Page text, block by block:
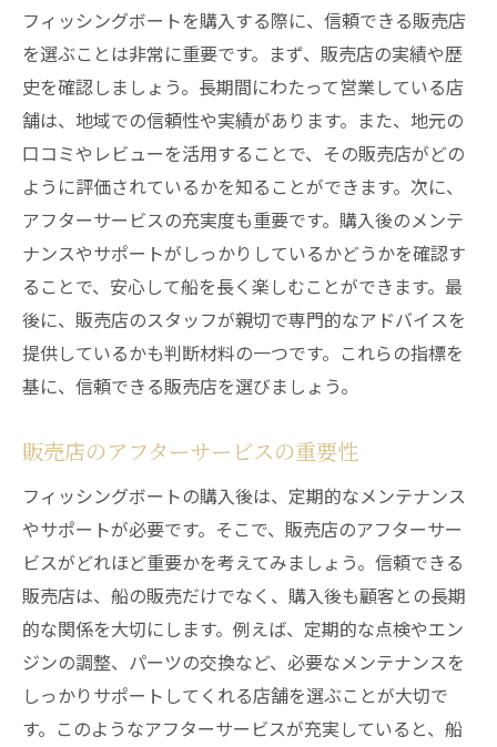
フィッシングボートを購入する際に、信頼できる販売店
を選ぶことは非常に重要です。まず、販売店の実績や歴
史を確認しましょう。長期間にわたって営業している店
舗は、地域での信頼性や実績があります。また、地元の
口コミやレビューを活用することで、その販売店がどの
ように評価されているかを知ることができます。次に、
アフターサービスの充実度も重要です。購入後のメンテ
ナンスやサポートがしっかりしているかどうかを確認す
ることで、安心して船を長く楽しむことができます。最
後に、販売店のスタッフが親切で専門的なアドバイスを
提供しているかも判断材料の一つです。これらの指標を
基に、信頼できる販売店を選びましょう。
販売店のアフターサービスの重要性
フィッシングボートの購入後は、定期的なメンテナンス
やサポートが必要です。そこで、販売店のアフターサー
ビスがどれほど重要かを考えてみましょう。信頼できる
販売店は、船の販売だけでなく、購入後も顧客との長期
的な関係を大切にします。例えば、定期的な点検やエン
ジンの調整、パーツの交換など、必要なメンテナンスを
しっかりサポートしてくれる店舗を選ぶことが大切で
す。このようなアフターサービスが充実していると、船